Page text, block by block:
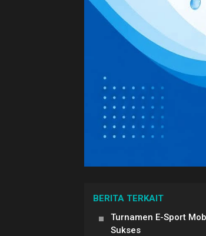
BERITA TERKAIT
Turnamen E-Sport
Sukses